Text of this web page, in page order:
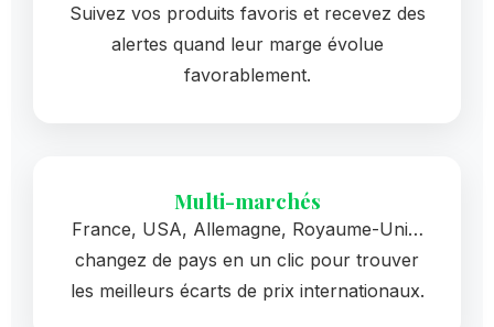
Suivez vos produits favoris et recevez des
alertes quand leur marge évolue
favorablement.
Multi-marchés
France, USA, Allemagne, Royaume-Uni…
changez de pays en un clic pour trouver
les meilleurs écarts de prix internationaux.